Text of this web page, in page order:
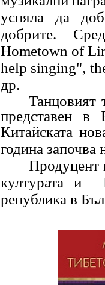
успяла да
добрите.
Hometown of
help singing",
др.
Танцовият
представен в
Китайската
година започва
Продуцент
културата и
република в